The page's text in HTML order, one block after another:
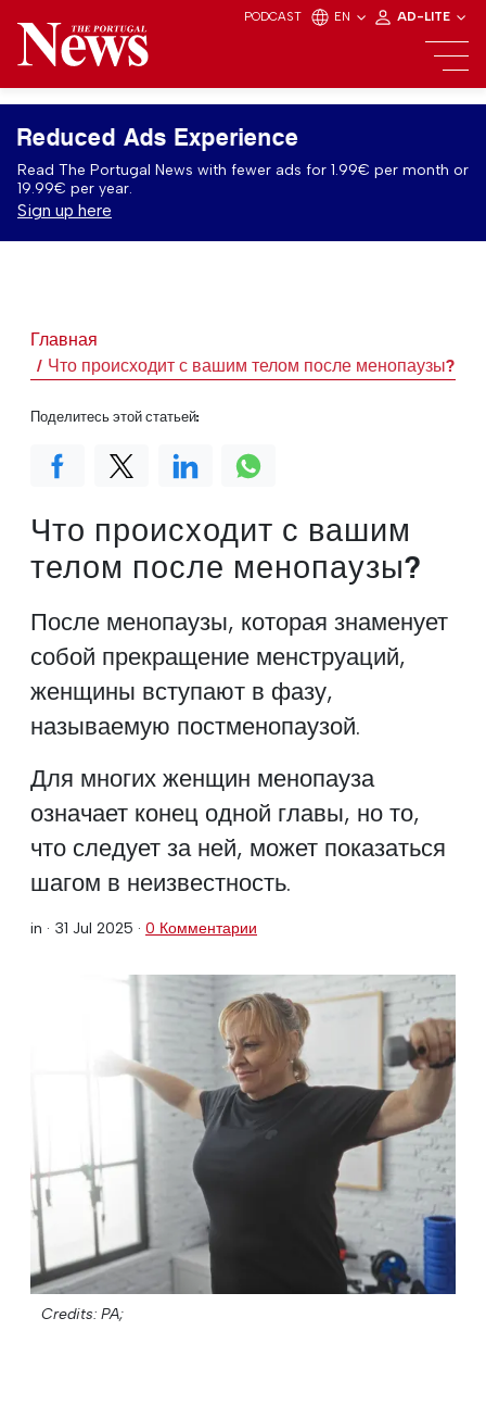
PODCAST EN AD-LITE
Reduced Ads Experience
Read The Portugal News with fewer ads for 1.99€ per month or
19.99€ per year.
Sign up here
Главная
Что происходит с вашим телом после менопаузы?
Что происходит с вашим
телом после менопаузы?
После менопаузы, которая знаменует
собой прекращение менструаций,
женщины вступают в фазу,
называемую постменопаузой.
Для многих женщин менопауза
означает конец одной главы, но то,
что следует за ней, может показаться
шагом в неизвестность.
in · 31 Jul 2025 · 0 Комментарии
Credits: PA;
Поделитесь этой статьей: